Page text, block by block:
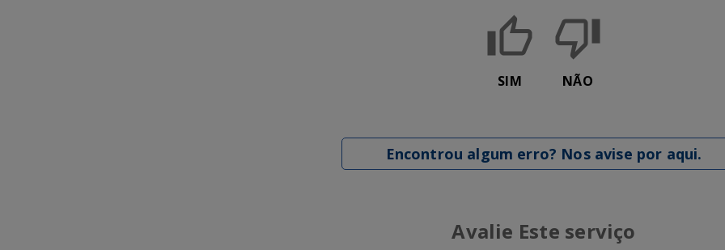
SIM NÃO
Encontrou algum erro? Nos avise por aqui.
Avalie Este serviço